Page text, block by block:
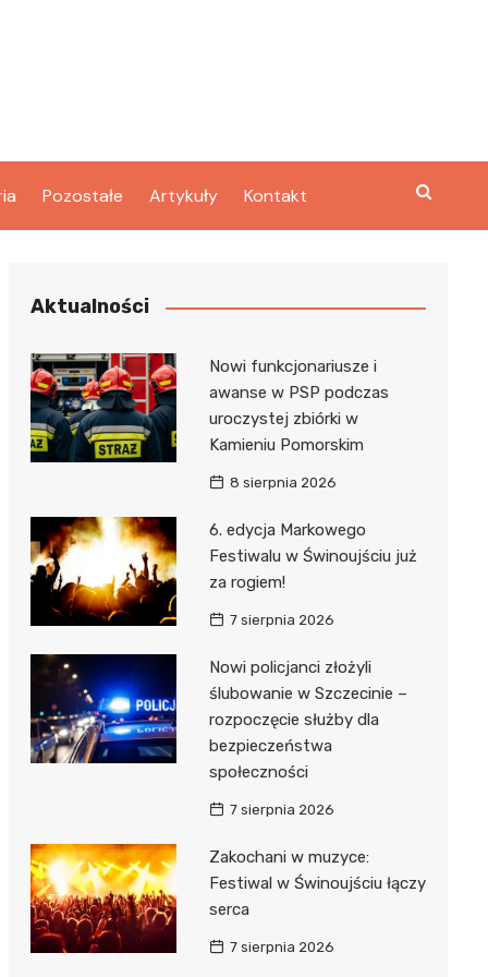
Pozostałe Artykuły Kontakt
Aktualności
Nowi funkcjonariusze i
awanse w PSP podczas
uroczystej zbiórki w
Kamieniu Pomorskim
8 sierpnia 2026
6. edycja Markowego
Festiwalu w Świnoujściu już
za rogiem!
7 sierpnia 2026
Nowi policjanci złożyli
ślubowanie w Szczecinie –
rozpoczęcie służby dla
bezpieczeństwa
społeczności
7 sierpnia 2026
Zakochani w muzyce:
Festiwal w Świnoujściu łączy
serca
7 sierpnia 2026